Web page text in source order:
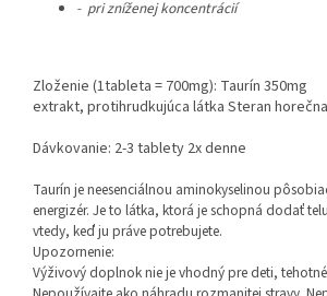
- pri zníženej koncentrácií
Zloženie (1tableta = 700mg): Taurín 350mg
extrakt, protihrudkujúca látka Steran
Dávkovanie: 2-3 tablety 2x denne
Taurín je neesenciálnou aminokyselinou
energizér. Je to látka, ktorá je schopná dodať
vtedy, keď ju práve potrebujete.
Upozornenie:
Výživový doplnok nie je vhodný pre deti,